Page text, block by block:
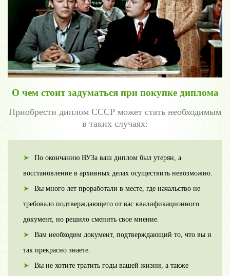
О чем стоит задуматься при покупке диплома
Приобрести диплом СССР может стать необходимым
в таких случаях:
По окончанию ВУЗа ваш диплом был утерян, а
восстановление в архивных делах осуществить невозможно.
Вы много лет проработали в месте, где начальство не
требовало подтверждающего от вас квалификационного
документ, но решило сменить свое мнение.
Вам необходим документ, подтверждающий то, что вы и
так прекрасно знаете.
Вы не хотите тратить годы вашей жизни, а также